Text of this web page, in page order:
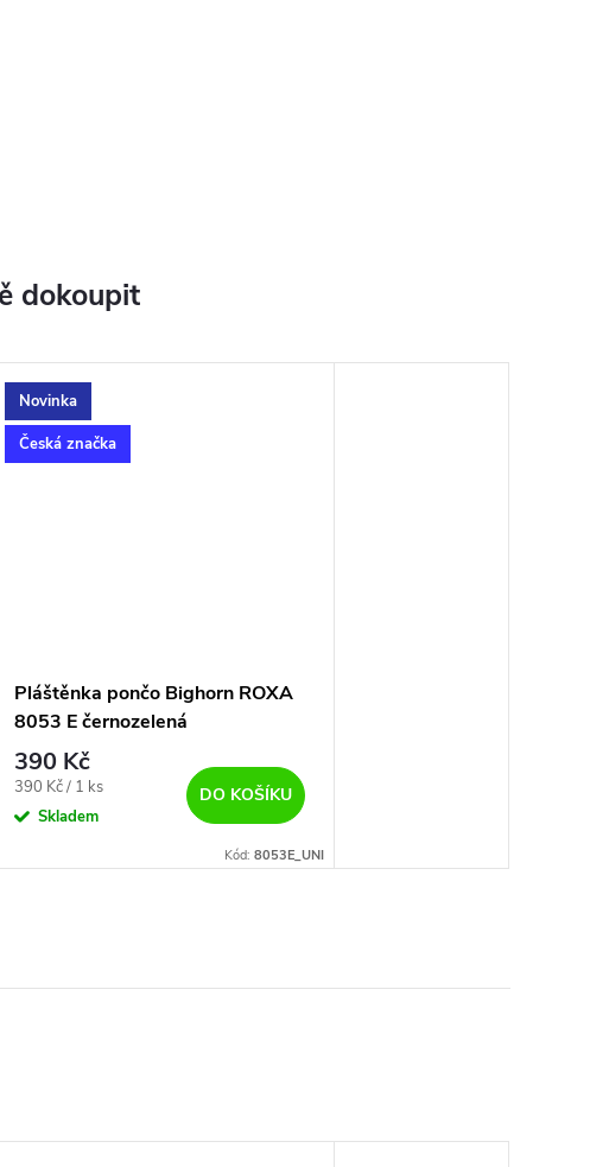
dokoupit
Novinka
Česká značka
Pláštěnka pončo Bighorn ROXA
8053 E černozelená
390 Kč
Měrná
cena:
390 Kč / 1 ks
Skladem
DO KOŠÍKU
Kód: 8053E_UNI